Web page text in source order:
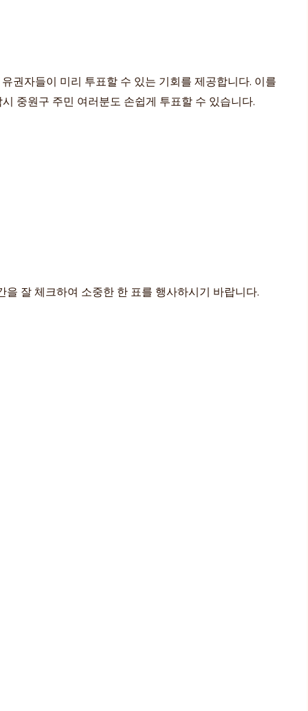
권자들이 미리 투표할 수 있는 기회를 제공합니다. 이를
중원구 주민 여러분도 손쉽게 투표할 수 있습니다.
잘 체크하여 소중한 한 표를 행사하시기 바랍니다.